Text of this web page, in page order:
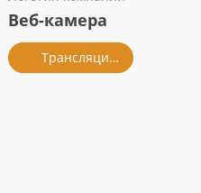
Веб-камера
Трансляция из салона